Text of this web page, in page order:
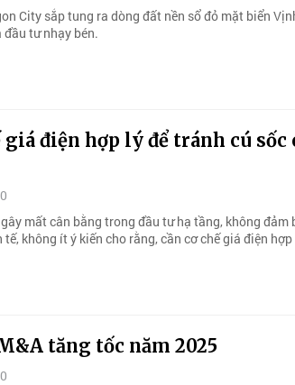
City sắp tung ra dòng đất nền sổ đỏ mặt biển
tư nhạy bén.
giá điện hợp lý để tránh cú
mất cân bằng trong đầu tư hạ tầng, không đảm
không ít ý kiến cho rằng, cần cơ chế giá điện
tăng tốc năm 2025